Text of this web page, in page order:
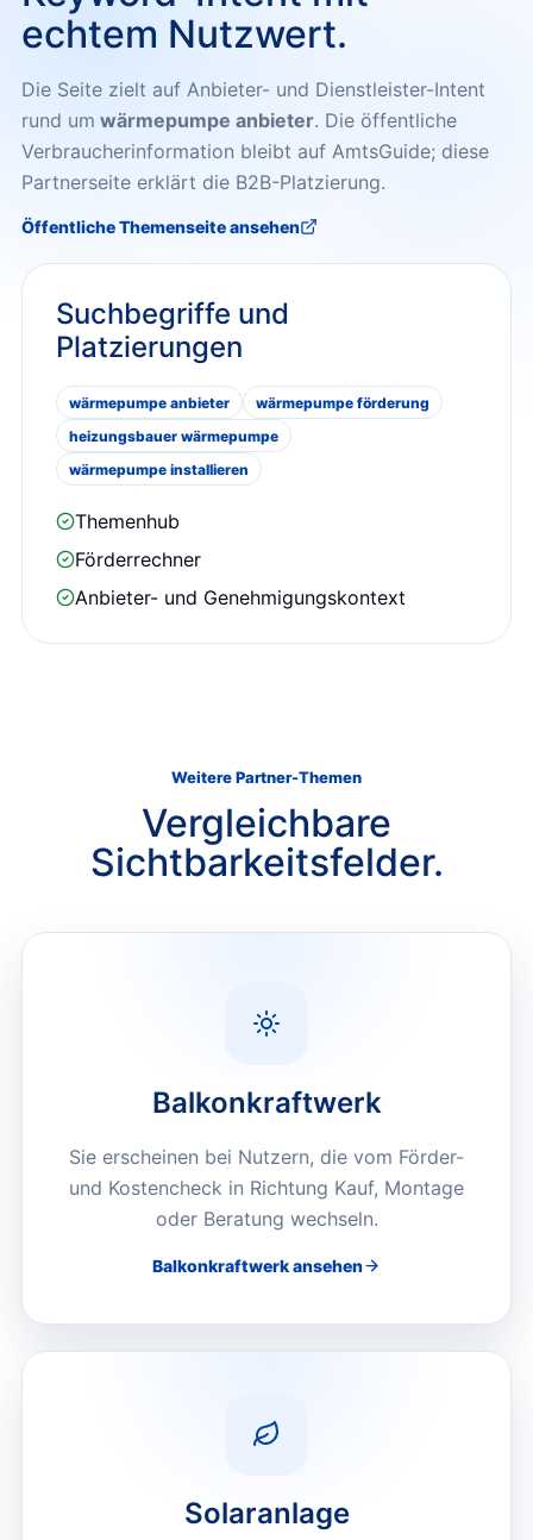
echtem Nutzwert.
Die Seite zielt auf Anbieter- und Dienstleister-Intent
rund um wärmepumpe anbieter. Die öffentliche
Verbraucherinformation bleibt auf AmtsGuide; diese
Partnerseite erklärt die B2B-Platzierung.
Öffentliche Themenseite ansehen
Suchbegriffe und
Platzierungen
wärmepumpe anbieter
wärmepumpe förderung
heizungsbauer wärmepumpe
wärmepumpe installieren
Themenhub
Förderrechner
Anbieter- und Genehmigungskontext
Weitere Partner-Themen
Vergleichbare
Sichtbarkeitsfelder.
Balkonkraftwerk
Sie erscheinen bei Nutzern, die vom Förder-
und Kostencheck in Richtung Kauf, Montage
oder Beratung wechseln.
Balkonkraftwerkansehen
Solaranlage